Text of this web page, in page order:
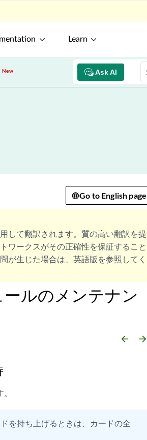
Learn
Ask AI
New
Go to English page
して翻訳されます。質の高い翻訳を提
ワークスがその正確性を保証すること
が生じた場合は、英語版を参照してく
ルのメンテナン
arrow_backward arrow_forward
を持ち上げるときは、カードの全